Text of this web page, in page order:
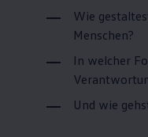
Wie
Menschen?
In welcher
Und wie